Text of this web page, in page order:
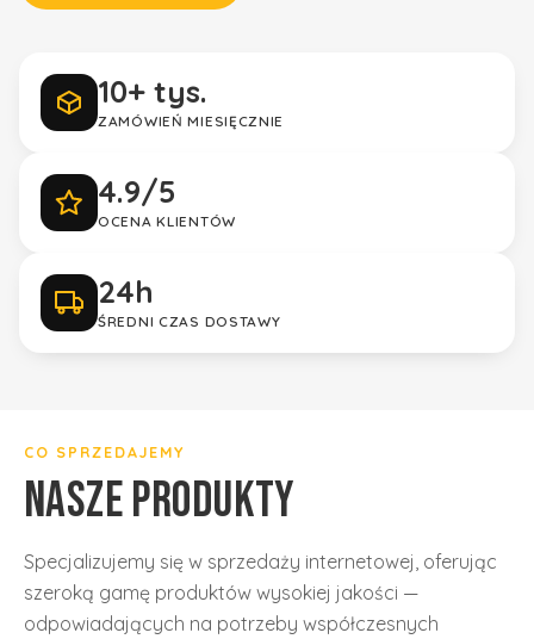
10+ tys.
ZAMÓWIEŃ MIESIĘCZNIE
4.9/5
OCENA KLIENTÓW
24h
ŚREDNI CZAS DOSTAWY
tylko sprawdzone marki
CO SPRZEDAJEMY
NASZE PRODUKTY
Specjalizujemy się w sprzedaży internetowej, oferując
szeroką gamę produktów wysokiej jakości —
odpowiadających na potrzeby współczesnych